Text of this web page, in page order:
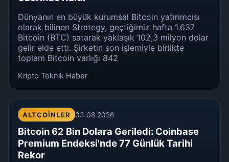
Dünyanın en büyük kurumsal Bitcoin yatırımcısı
olarak bilinen Strategy, geçtiğimiz hafta 1.637
Bitcoin (BTC) satarak yaklaşık 102,3 milyon dolar
gelir elde etti. Şirketin son işlemiyle birlikte
toplam Bitcoin varlığı 842
Kripto Teknik Haber
ALTCOINLER 03.08.2026
Bitcoin 62 Bin Dolara Geriledi: Coinbase
Premium Endeksi'nde 77 Günlük Tarihi
Rekor